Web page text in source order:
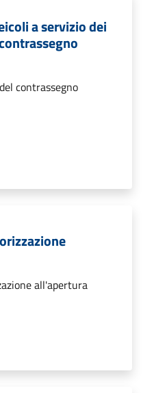
a servizio dei
contrassegno
all'apertura